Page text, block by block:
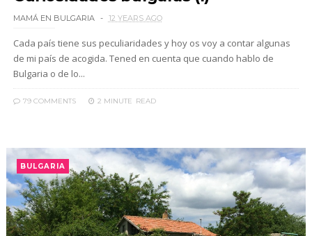
MAMÁ EN BULGARIA 12 YEARS AGO
Cada país tiene sus peculiaridades y hoy os voy a contar algunas
de mi país de acogida. Tened en cuenta que cuando hablo de
Bulgaria o de lo...
79 COMMENTS 2 MINUTE READ
BULGARIA